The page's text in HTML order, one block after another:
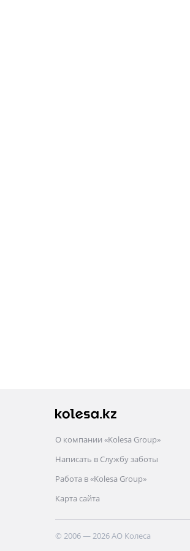
О компании «Kolesa Group»
Написать в Службу заботы
Работа в «Kolesa Group»
Карта сайта
© 2006 — 2026 АО Колеса